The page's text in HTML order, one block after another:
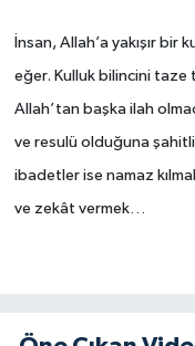
İnsan, Allah’a yakışır
eğer. Kulluk bilincini taze
Allah’tan başka ilah
ve resulü olduğuna
ibadetler ise namaz
ve zekât vermek…
Bitlis
Burdur
Bursa
Sağlık
Ekonomi
Duyurular